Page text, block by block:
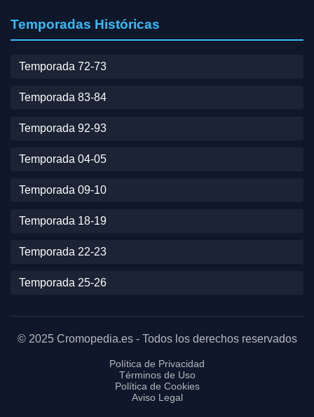
Temporadas Históricas
Temporada 72-73
Temporada 83-84
Temporada 92-93
Temporada 04-05
Temporada 09-10
Temporada 18-19
Temporada 22-23
Temporada 25-26
© 2025 Cromopedia.es - Todos los derechos reservados
Política de Privacidad
Términos de Uso
Política de Cookies
Aviso Legal